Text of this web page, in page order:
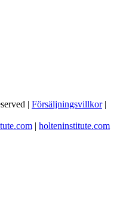
| Försäljningsvillkor|
| holteninstitute.com